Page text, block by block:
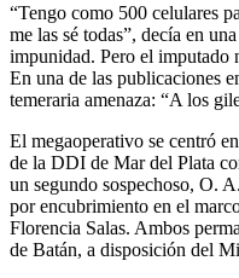
“Tengo como 500 celulares
me las sé todas”, decía en
impunidad. Pero el imputado
En una de las publicaciones
temeraria amenaza: “A los
El megaoperativo se centró
de la DDI de Mar del Plata
un segundo sospechoso, O.
por encubrimiento en el
Florencia Salas. Ambos
de Batán, a disposición del